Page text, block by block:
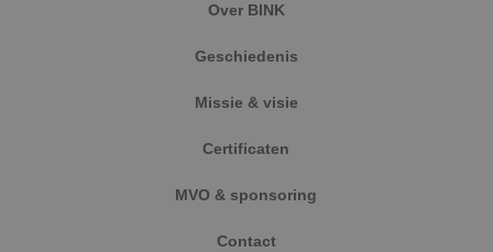
Over BINK
Geschiedenis
Missie & visie
Certificaten
MVO & sponsoring
Contact